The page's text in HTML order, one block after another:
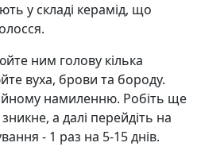
у складі керамід, що
ним голову кілька
вуха, брови та бороду.
намиленню. Робіть ще
а далі перейдіть на
- 1 раз на 5-15 днів.